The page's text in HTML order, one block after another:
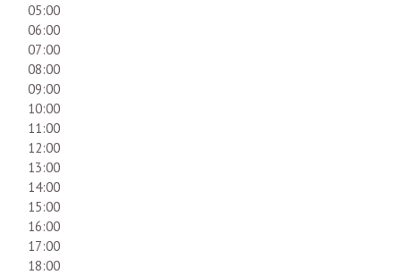
05:00
06:00
07:00
08:00
09:00
10:00
11:00
12:00
13:00
14:00
15:00
16:00
17:00
18:00